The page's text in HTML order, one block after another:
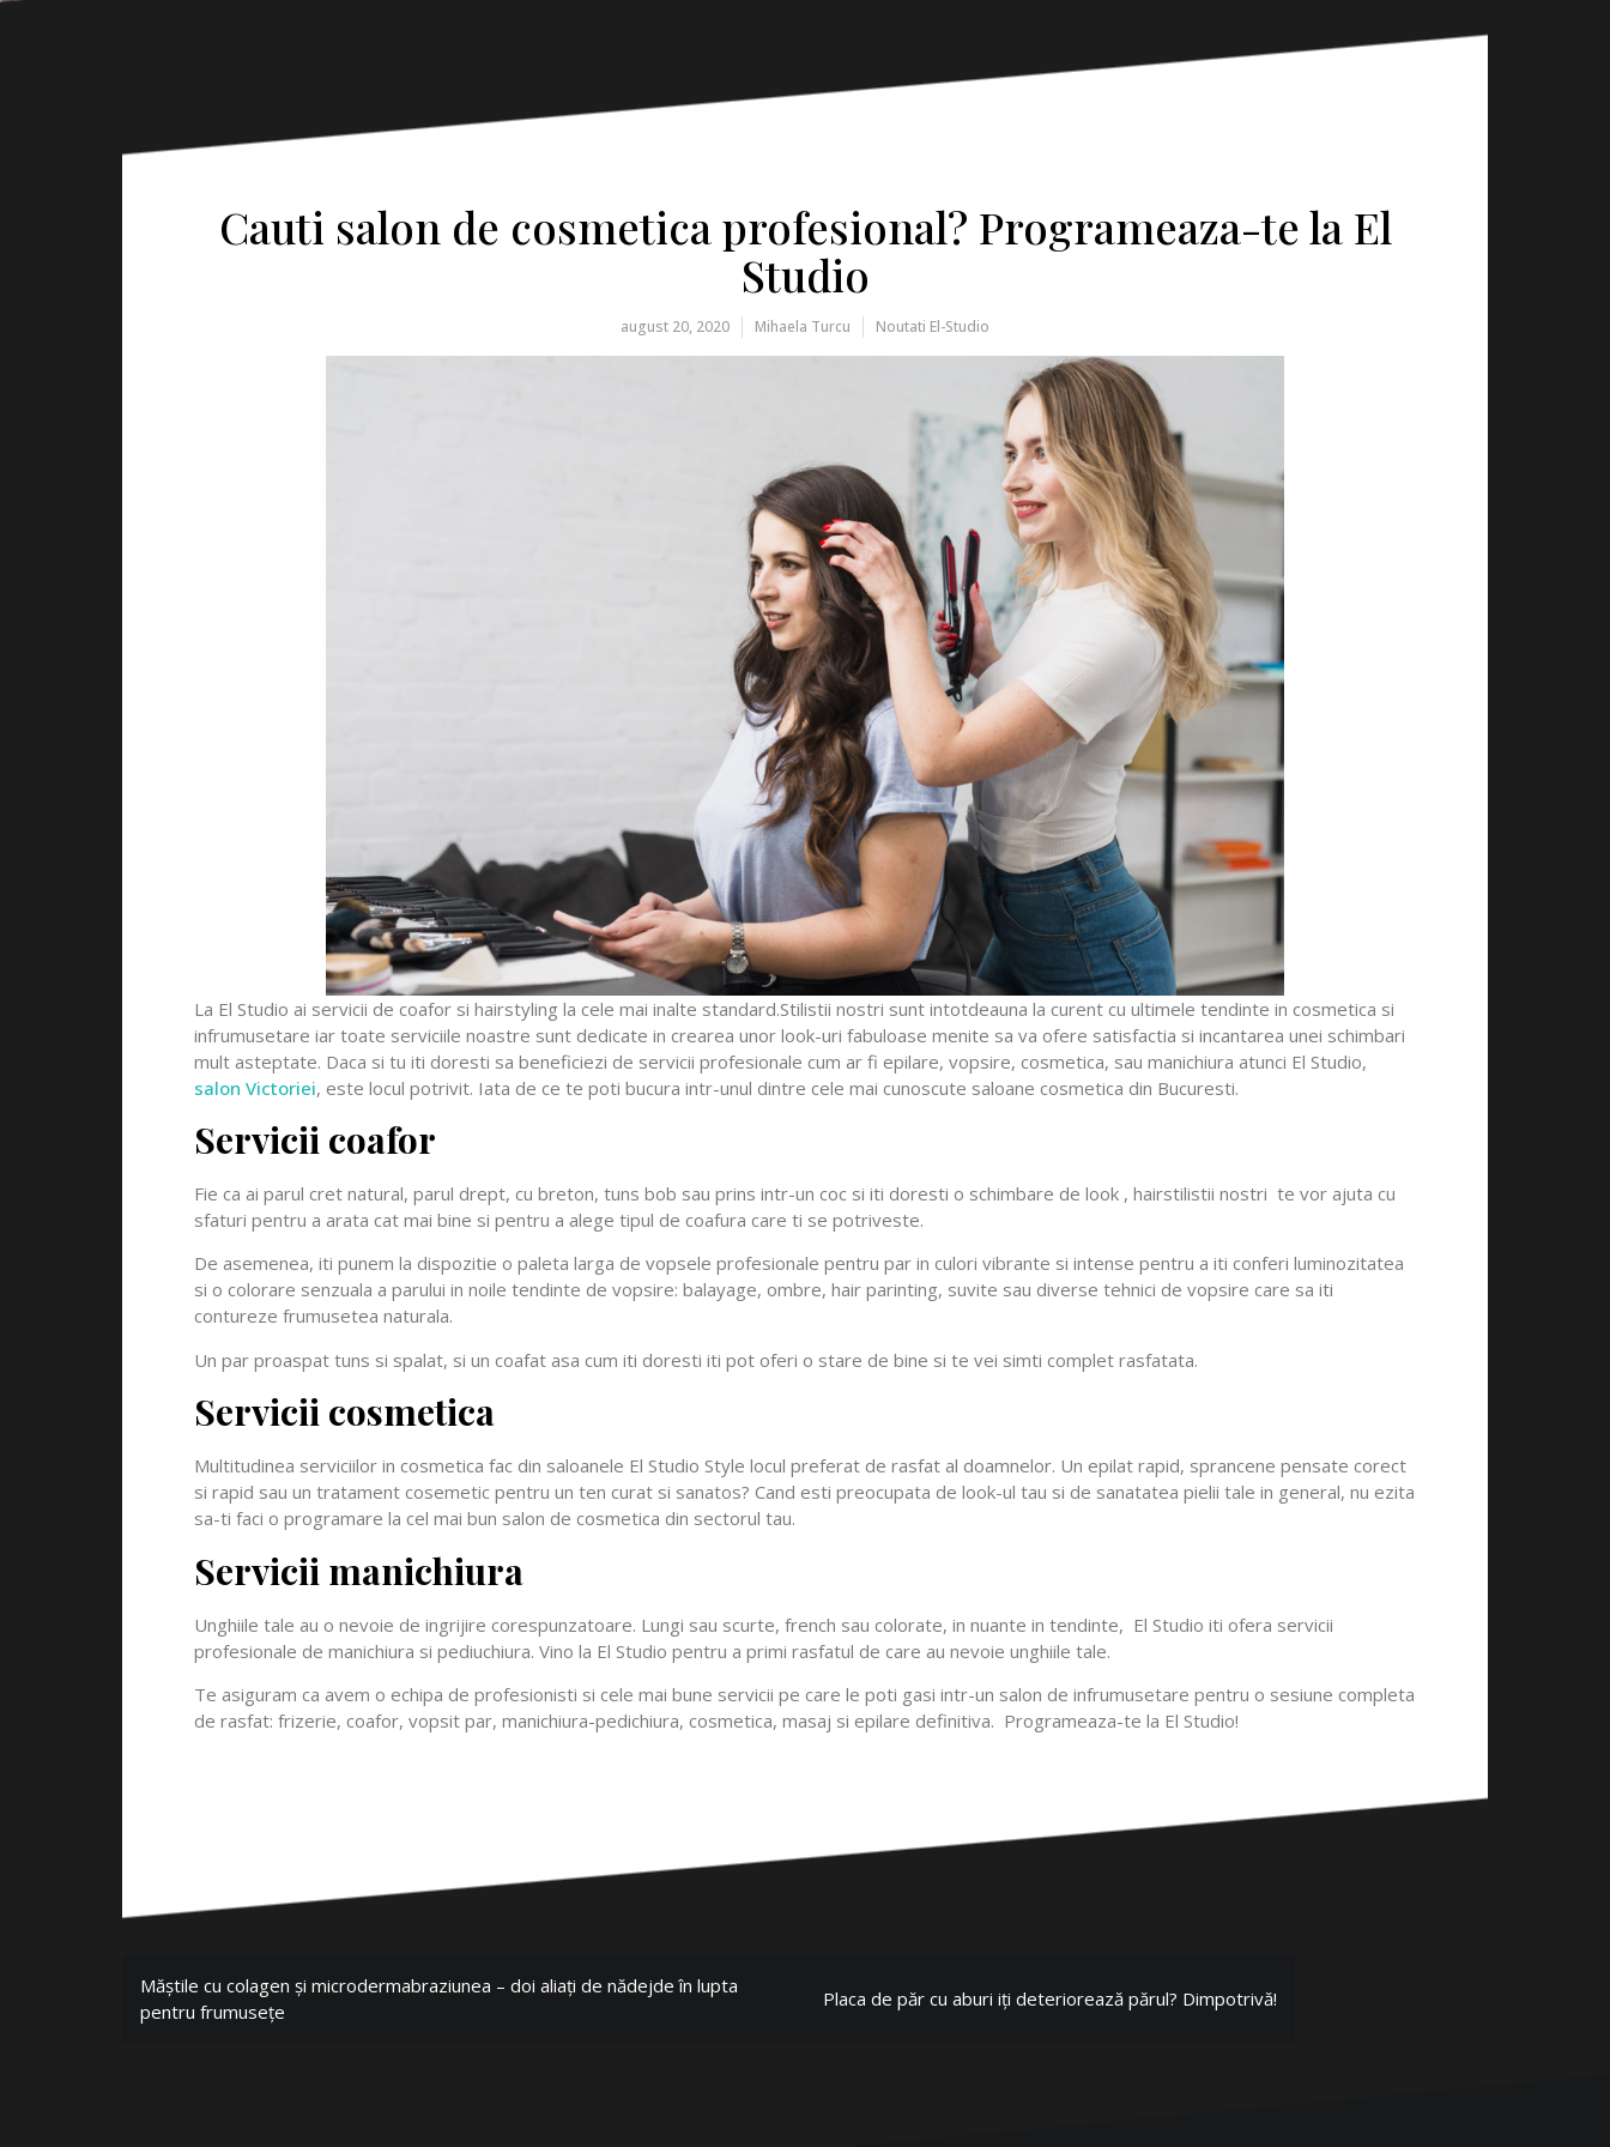
Cauti salon de cosmetica profesional? Programeaza-te la El
Studio
august 20, 2020 Mihaela Turcu Noutati El-Studio
La El Studio ai servicii de coafor si hairstyling la cele mai inalte standard.Stilistii nostri sunt intotdeauna la curent cu ultimele tendinte in cosmetica si
infrumusetare iar toate serviciile noastre sunt dedicate in crearea unor look-uri fabuloase menite sa va ofere satisfactia si incantarea unei schimbari
mult asteptate. Daca si tu iti doresti sa beneficiezi de servicii profesionale cum ar fi epilare, vopsire, cosmetica, sau manichiura atunci El Studio,
salon Victoriei, este locul potrivit. Iata de ce te poti bucura intr-unul dintre cele mai cunoscute saloane cosmetica din Bucuresti.
Servicii coafor
Fie ca ai parul cret natural, parul drept, cu breton, tuns bob sau prins intr-un coc si iti doresti o schimbare de look , hairstilistii nostri te vor ajuta cu
sfaturi pentru a arata cat mai bine si pentru a alege tipul de coafura care ti se potriveste.
De asemenea, iti punem la dispozitie o paleta larga de vopsele profesionale pentru par in culori vibrante si intense pentru a iti conferi luminozitatea
si o colorare senzuala a parului in noile tendinte de vopsire: balayage, ombre, hair parinting, suvite sau diverse tehnici de vopsire care sa iti
contureze frumusetea naturala.
Un par proaspat tuns si spalat, si un coafat asa cum iti doresti iti pot oferi o stare de bine si te vei simti complet rasfatata.
Servicii cosmetica
Multitudinea serviciilor in cosmetica fac din saloanele El Studio Style locul preferat de rasfat al doamnelor. Un epilat rapid, sprancene pensate corect
si rapid sau un tratament cosemetic pentru un ten curat si sanatos? Cand esti preocupata de look-ul tau si de sanatatea pielii tale in general, nu ezita
sa-ti faci o programare la cel mai bun salon de cosmetica din sectorul tau.
Servicii manichiura
Unghiile tale au o nevoie de ingrijire corespunzatoare. Lungi sau scurte, french sau colorate, in nuante in tendinte, El Studio iti ofera servicii
profesionale de manichiura si pediuchiura. Vino la El Studio pentru a primi rasfatul de care au nevoie unghiile tale.
Te asiguram ca avem o echipa de profesionisti si cele mai bune servicii pe care le poti gasi intr-un salon de infrumusetare pentru o sesiune completa
de rasfat: frizerie, coafor, vopsit par, manichiura-pedichiura, cosmetica, masaj si epilare definitiva. Programeaza-te la El Studio!
Măștile cu colagen și microdermabraziunea – doi aliați de nădejde în lupta
pentru frumusețe
Placa de păr cu aburi iți deteriorează părul? Dimpotrivă!